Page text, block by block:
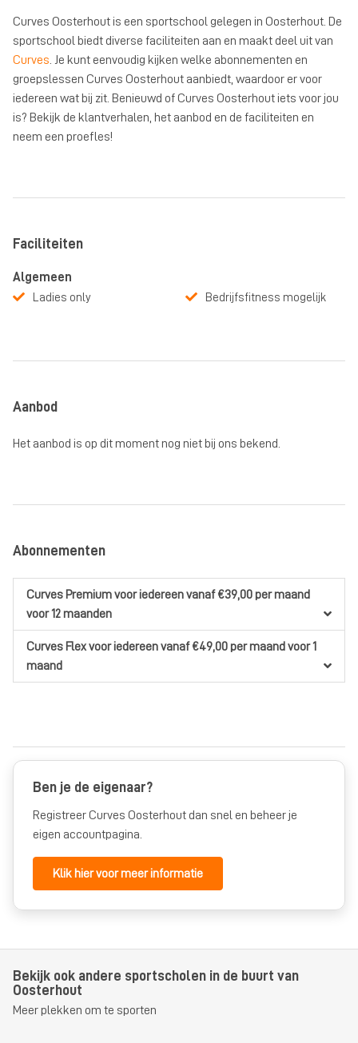
Curves Oosterhout is een sportschool gelegen in Oosterhout. De
sportschool biedt diverse faciliteiten aan en maakt deel uit van
Curves. Je kunt eenvoudig kijken welke abonnementen en
groepslessen Curves Oosterhout aanbiedt, waardoor er voor
iedereen wat bij zit. Benieuwd of Curves Oosterhout iets voor jou
is? Bekijk de klantverhalen, het aanbod en de faciliteiten en
neem een proefles!
Faciliteiten
Algemeen
Ladies only Bedrijfsfitness mogelijk
Aanbod
Het aanbod is op dit moment nog niet bij ons bekend.
Abonnementen
Curves Premiumvoor iedereenvanaf €39,00per maand
voor 12 maanden
Curves Flexvoor iedereenvanaf €49,00per maand voor 1
maand
Ben je de eigenaar?
Registreer Curves Oosterhout dan snel en beheer je
eigen accountpagina.
Klik hier voor meer informatie
Bekijk ook andere sportscholen in de buurt van
Oosterhout
Meer plekken om te sporten